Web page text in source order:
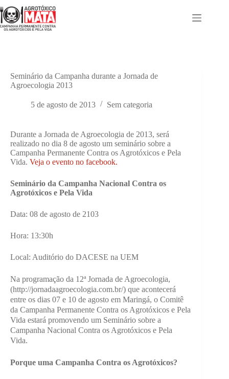
para
o
conteúdo
Seminário da Campanha durante a Jornada de
Agroecologia 2013
5 de agosto de 2013 Sem categoria
Durante a Jornada de Agroecologia de 2013, será
realizado no dia 8 de agosto um seminário sobre a
Campanha Permanente Contra os Agrotóxicos e Pela
Vida. Veja o evento no facebook.
Seminário da Campanha Nacional Contra os
Agrotóxicos e Pela Vida
Data: 08 de agosto de 2103
Hora: 13:30h
Local: Auditório do DACESE na UEM
Na programação da 12ª Jornada de Agroecologia,
(http://jornadaagroecologia.com.br/) que acontecerá
entre os dias 07 e 10 de agosto em Maringá, o Comitê
da Campanha Permanente Contra os Agrotóxicos e Pela
Vida estará promovendo um Seminário sobre a
Campanha Nacional Contra os Agrotóxicos e Pela
Vida.
Porque uma Campanha Contra os Agrotóxicos?